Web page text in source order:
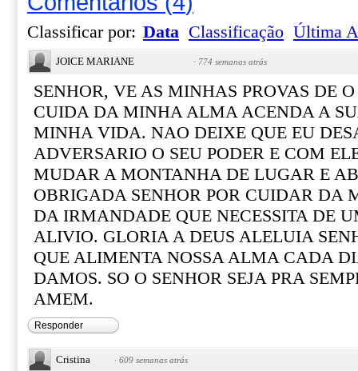
Classificar por: Data Classificação Última
JOICE MARIANE · 774 semanas atrás
SENHOR, VE AS MINHAS PROVAS DE
CUIDA DA MINHA ALMA ACENDA A
MINHA VIDA. NAO DEIXE QUE EU
ADVERSARIO O SEU PODER E COM
MUDAR A MONTANHA DE LUGAR E
OBRIGADA SENHOR POR CUIDAR DA
DA IRMANDADE QUE NECESSITA DE
ALIVIO. GLORIA A DEUS ALELUIA
QUE ALIMENTA NOSSA ALMA CADA
DAMOS. SO O SENHOR SEJA PRA
AMEM.
Responder
Cristina · 609 semanas atrás